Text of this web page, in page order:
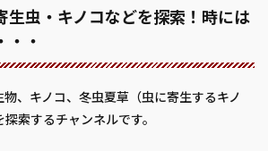
生虫・キノコなどを探索！時には
・・
、キノコ、冬虫夏草（虫に寄生するキノ
索するチャンネルです。